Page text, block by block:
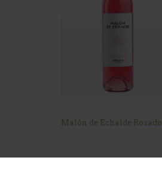
Malón de Echaide Rosado